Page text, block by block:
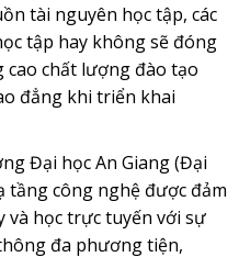
tài nguyên học tập, các
tập hay không sẽ đóng
chất lượng đào tạo
đẳng khi triển khai
Đại học An Giang (Đại
tầng công nghệ được đảm
và học trực tuyến với sự
đa phương tiện,